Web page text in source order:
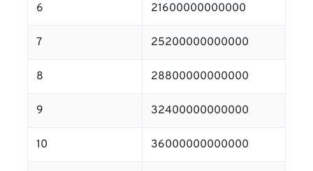
6 21600000000000
7 25200000000000
8 28800000000000
9 32400000000000
10 36000000000000